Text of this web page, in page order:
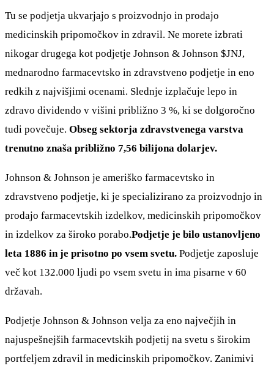
Tu se podjetja ukvarjajo s proizvodnjo in prodajo
medicinskih pripomočkov in zdravil. Ne morete izbrati
nikogar drugega kot podjetje Johnson & Johnson $JNJ,
mednarodno farmacevtsko in zdravstveno podjetje in eno
redkih z najvišjimi ocenami. Slednje izplačuje lepo in
zdravo dividendo v višini približno 3 %, ki se dolgoročno
tudi povečuje. Obseg sektorja zdravstvenega varstva
trenutno znaša približno 7,56 bilijona dolarjev.
Johnson & Johnson je ameriško farmacevtsko in
zdravstveno podjetje, ki je specializirano za proizvodnjo in
prodajo farmacevtskih izdelkov, medicinskih pripomočkov
in izdelkov za široko porabo.Podjetje je bilo ustanovljeno
leta 1886 in je prisotno po vsem svetu. Podjetje zaposluje
več kot 132.000 ljudi po vsem svetu in ima pisarne v 60
državah.
Podjetje Johnson & Johnson velja za eno največjih in
najuspešnejših farmacevtskih podjetij na svetu s širokim
portfeljem zdravil in medicinskih pripomočkov. Zanimivi